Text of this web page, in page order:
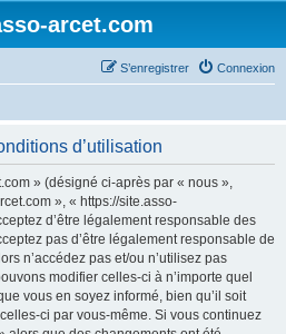
arcet.com
Connexion
S’enregistrer
d’utilisation
» (désigné ci-après par « nous »,
», « https://site.asso-
d’être légalement responsable des
pas d’être légalement responsable de
n’accédez pas et/ou n’utilisez pas
modifier celles-ci à n’importe quel
vous en soyez informé, bien qu’il soit
ci par vous-même. Si vous continuez